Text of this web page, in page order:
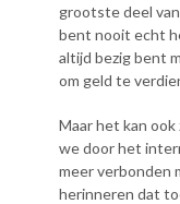
grootste deel
bent nooit echt
altijd bezig bent
om geld te
Maar het kan
we door het
meer verbonden
herinneren dat